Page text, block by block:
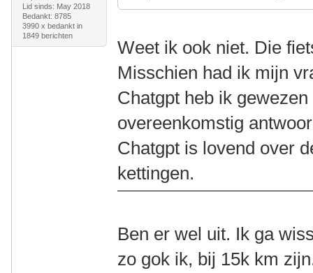
Lid sinds: May 2018
Bedankt: 8785
3990 x bedankt in
1849 berichten
Weet ik ook niet. Die
Misschien had ik mijn
Chatgpt heb ik
overeenkomstig
Chatgpt is lovend over
kettingen.
Ben er wel uit. Ik ga
zo gok ik, bij 15k km